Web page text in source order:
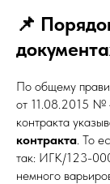
📌
По общему
от 11.08.2015 №
контракта
контракта. То
так: ИГК/123-
немного